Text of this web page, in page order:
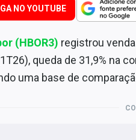
NO YOUTUBE
(HBOR3) registrou
queda de 31,9% na
uma base de